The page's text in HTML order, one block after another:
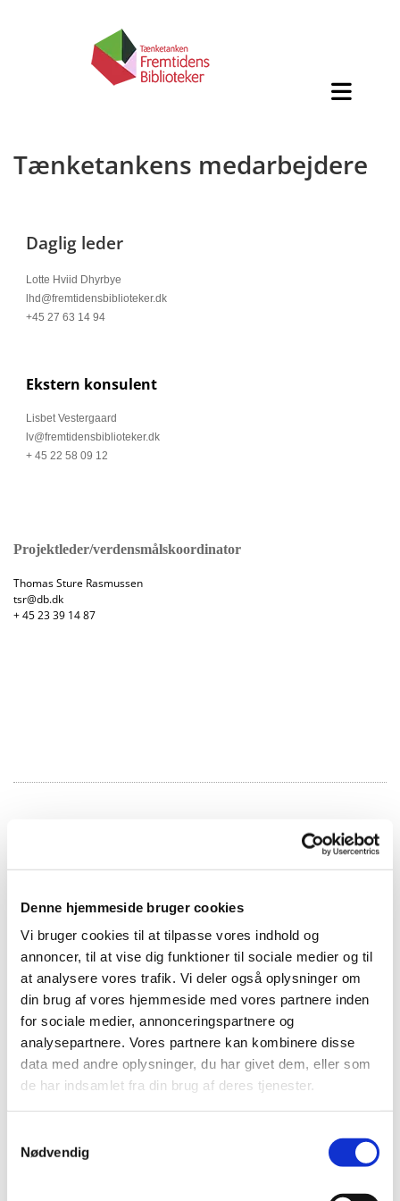
Denne hjemmeside bruger cookies
Vi bruger cookies til at tilpasse vores indhold og
annoncer, til at vise dig funktioner til sociale medier og til
at analysere vores trafik. Vi deler også oplysninger om
din brug af vores hjemmeside med vores partnere inden
for sociale medier, annonceringspartnere og
analysepartnere. Vores partnere kan kombinere disse
data med andre oplysninger, du har givet dem, eller som
de har indsamlet fra din brug af deres tjenester.
Nødvendig
Tænketankens medarbejdere
Daglig leder
Lotte Hviid Dhyrbye
lhd@fremtidensbiblioteker.dk
+45 27 63 14 94
Ekstern konsulent
Lisbet Vestergaard
lv@fremtidensbiblioteker.dk
+ 45 22 58 09 12
Projektleder/verdensmålskoordinator
Thomas Sture Rasmussen
tsr@db.dk
+ 45 23 39 14 87
Lotte Hviid Dhyrbye, verdensmåls koordinator Thomas Sture Rasmussen, projektleder
Lisbet Vestergaard, projektleder Simon Rosenstand
Adresse
Farvergade 27D, 2. sal
1463 København K